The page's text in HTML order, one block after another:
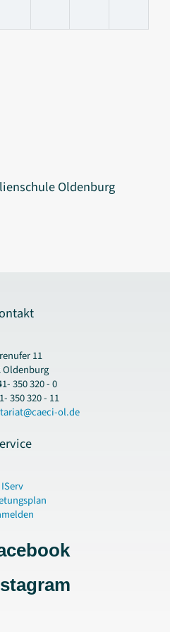
Oldenburg
11
Oldenburg
350 320 - 0
350 320 - 11
ol.de
IServ